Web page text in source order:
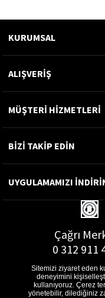
KURUMSAL
ALIŞVERİŞ
MÜŞTERİ HİZMETLERİ
BİZİ TAKİP EDİN
UYGULAMAMIZI
Çağrı
0 312 911
Sitemizi ziyaret eden
deneyimini
kullanıyoruz. Çerez
yönetebilir, dilediğiniz